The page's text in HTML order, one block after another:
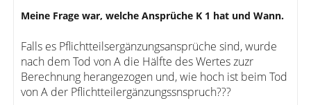
Meine Frage war, welche Ansprüche K 1 hat und Wann.
Falls es Pflichtteilsergänzungsansprüche sind, wurde
nach dem Tod von A die Hälfte des Wertes zuzr
Berechnung herangezogen und, wie hoch ist beim Tod
von A der Pflichtteilergänzungssnspruch???